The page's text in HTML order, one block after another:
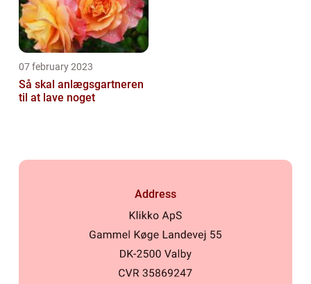
07 february 2023
Så skal anlægsgartneren
til at lave noget
Address